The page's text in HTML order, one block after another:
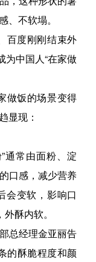
不软塌。
百度刚刚结束外
为中国人“在家做
做饭的场景变得
显现：
通常由面粉、淀
口感，减少营养
会变软，影响口
酥内软。
总经理金亚丽告
的酥脆程度和颜